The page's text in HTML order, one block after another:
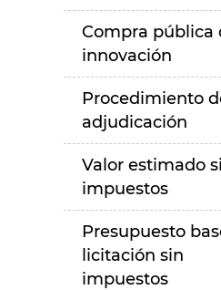
Compra pública
innovación
Procedimiento
adjudicación
Valor estimado
impuestos
Presupuesto
licitación sin
impuestos